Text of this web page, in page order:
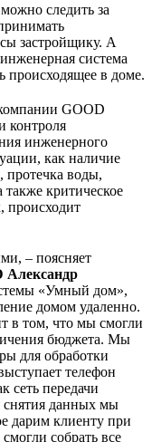
следить за
застройщику. А
система
происходящее в доме.
GOOD
контроля
инженерного
как наличие
протечка воды,
также критическое
происходит
– поясняет
Александр
«Умный дом»,
домом удаленно.
в том, что мы смогли
бюджета. Мы
для обработки
телефон
сеть передачи
снятия данных мы
дарим клиенту при
собрать все